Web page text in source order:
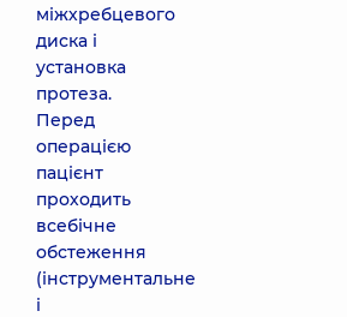
міжхребцевого
диска і
установка
протеза.
Перед
операцією
пацієнт
проходить
всебічне
обстеження
(інструментальне
і